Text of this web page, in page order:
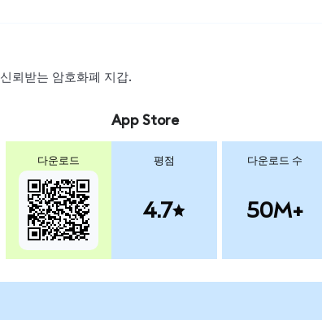
뢰받는 암호화폐 지갑.
다운로드
App Store
평점
4.7
다운로드 수
50M+